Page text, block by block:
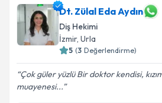
Dt. Zülal Eda Aydın
Diş Hekimi
İzmir, Urla
5 (3 Değerlendirme)
Çok güler yüzlü Bir doktor kendisi,
muayenesi...